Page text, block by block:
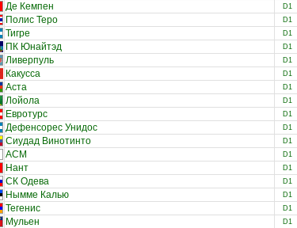
Де Кемпен D1
Полис Теро D1
Тигре D1
ПК Юнайтэд D1
Ливерпуль D1
Какусса D1
Аста D1
Лойола D1
Евротурс D1
Дефенсорес Унидос D1
Сиудад Винотинто D1
АСМ D1
Нант D1
СК Одева D1
Нымме Калью D1
Тегенис D1
Мульен D1